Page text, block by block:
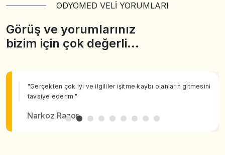
ODYOMED VELİ YORUMLARI
Görüş ve yorumlarınız
bizim için çok değerli…
"Gerçekten çok iyi ve ilgililer işitme kaybı olanların gitmesini
tavsiye ederim."
Narkoz Razor